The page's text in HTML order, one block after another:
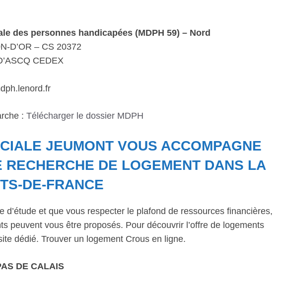
des personnes handicapées (MDPH 59) – Nord
D’OR – CS 20372
CEDEX
: Télécharger le dossier MDPH
JEUMONT VOUS ACCOMPAGNE
RECHERCHE DE LOGEMENT DANS LA
DE-FRANCE
d’étude et que vous respecter le plafond de ressources financières,
peuvent vous être proposés. Pour découvrir l’offre de logements
dédié. Trouver un logement Crous en ligne.
DE CALAIS